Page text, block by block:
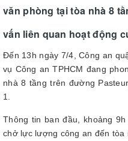
văn phòng tại tòa nhà 8
vấn liên quan hoạt động
Đến 13h ngày 7/4, Công an
vụ Công an TPHCM đang
nhà 8 tầng trên đường
1.
Thông tin ban đầu, khoảng
chở lực lượng công an đến tòa